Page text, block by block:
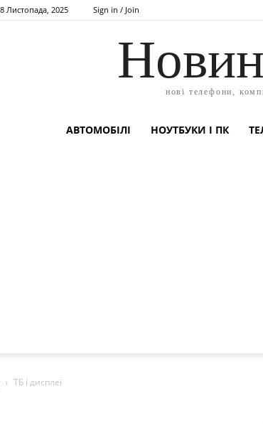
Листопада, 2025 Sign in / Join
нові телефони,
АВТОМОБІЛІ НОУТБУКИ І ПК
ТБ і дисплеї